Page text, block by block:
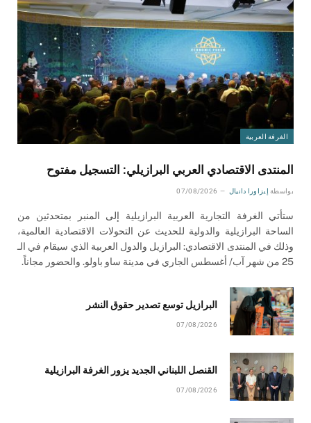
الغرفة العربية
المنتدى الاقتصادي العربي البرازيلي: التسجيل مفتوح
بواسطة إيزاورا دانيال 07/08/2026
ستأتي الغرفة التجارية العربية البرازيلية إلى المنبر بمتحدثين من
الساحة البرازيلية والدولية للحديث عن التحولات الاقتصادية العالمية،
وذلك في المنتدى الاقتصادي: البرازيل والدول العربية الذي سيقام في الـ
25 من شهر آب/ أغسطس الجاري في مدينة ساو باولو. والحضور مجاناً.
البرازيل توسع تصدير حقوق النشر
07/08/2026
القنصل اللبناني الجديد يزور الغرفة البرازيلية
07/08/2026